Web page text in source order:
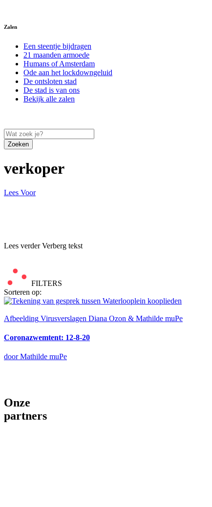
Zalen
Een steentje bijdragen
21 maanden armoede
Humans of Amsterdam
Ode aan het lockdowngeluid
De ontsloten stad
De stad is van ons
Bekijk alle zalen
Zoeken
verkoper
Lees Voor
Lees verderVerberg tekst
FILTERS
Sorteren op:
Afbeelding Virusverslagen Diana Ozon & Mathilde muPe
Coronazwemtent: 12-8-20
door Mathilde muPe
Onze
partners